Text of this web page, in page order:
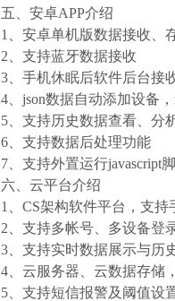
五、安卓APP介绍
1、安卓单机版数据接收、
2、支持蓝牙数据接收
3、手机休眠后软件后台接
4、json数据自动添加设备
5、支持历史数据查看、分
6、支持数据后处理功能
7、支持外置运行javascript
六、云平台介绍
1、CS架构软件平台，支持
2、支持多帐号、多设备登
3、支持实时数据展示与历
4、云服务器、云数据存储
5、支持短信报警及阈值设